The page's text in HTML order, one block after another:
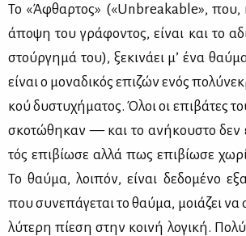
Το «Άφθαρ­τος» («Unbreakable», που,
άπο­ψη του γρά­φο­ντος, εί­ναι και το
στούρ­γη­μά του), ξε­κι­νά­ει μ’ ένα
εί­ναι ο μο­να­δι­κός επι­ζών ενός
κού δυ­στυ­χή­μα­τος. Όλοι οι επι­βά­τες
σκο­τώ­θη­καν — και το ανή­κου­στο δεν
τός επι­βί­ω­σε αλ­λά πως επι­βί­ω­σε
Το θαύ­μα, λοι­πόν, εί­ναι δε­δο­μέ­νο
που συ­νε­πά­γε­ται το θαύ­μα, μοιά­ζει
λύ­τε­ρη πί­ε­ση στην κοι­νή λο­γι­κή.